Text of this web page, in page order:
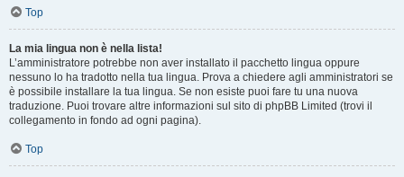
Top
La mia lingua non è nella lista!
L’amministratore potrebbe non aver installato il pacchetto lingua oppure
nessuno lo ha tradotto nella tua lingua. Prova a chiedere agli amministratori se
è possibile installare la tua lingua. Se non esiste puoi fare tu una nuova
traduzione. Puoi trovare altre informazioni sul sito di phpBB Limited (trovi il
collegamento in fondo ad ogni pagina).
Top